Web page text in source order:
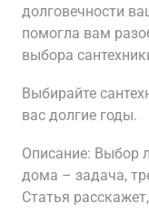
долговечности
помогла вам
выбора
Выбирайте
вас долгие годы.
Описание: Выбор
дома – задача,
Статья